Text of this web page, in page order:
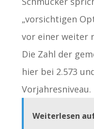
„vorsichtigen
vor einer weiter
Die Zahl der
hier bei 2.573
Vorjahresniveau.
Weiterlesen